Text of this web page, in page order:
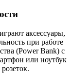
аксессуары,
при работе
(Power Bank) с
или ноутбук